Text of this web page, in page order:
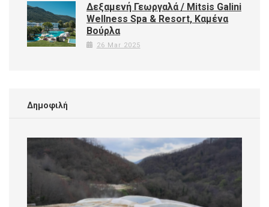
Δεξαμενή Γεωργαλά / Mitsis Galini
Wellness Spa & Resort, Καμένα
Βούρλα
26 Mar 2025
Δημοφιλή